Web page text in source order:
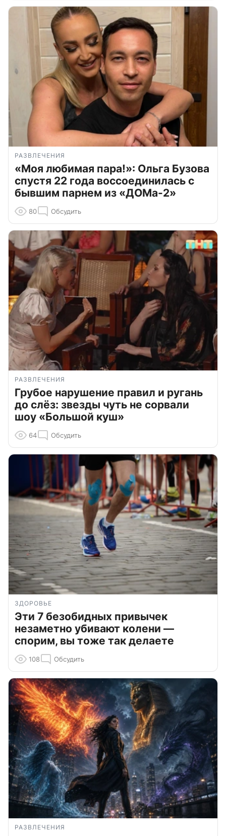
РАЗВЛЕЧЕНИЯ
«Моя любимая пара!»: Ольга Бузова
спустя 22 года воссоединилась с
бывшим парнем из «ДОМа-2»
80 Обсудить
РАЗВЛЕЧЕНИЯ
Грубое нарушение правил и ругань
до слёз: звезды чуть не сорвали
шоу «Большой куш»
64 Обсудить
ЗДОРОВЬЕ
Эти 7 безобидных привычек
незаметно убивают колени —
спорим, вы тоже так делаете
108 Обсудить
РАЗВЛЕЧЕНИЯ